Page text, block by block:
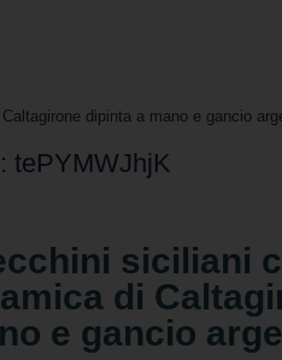
dipinta a mano e gancio
tePYMWJhjK
siciliani
di
e gancio